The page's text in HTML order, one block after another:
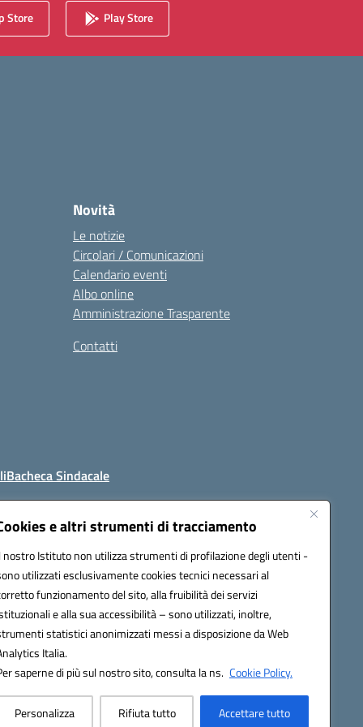
e altri strumenti di tracciamento
nostro Istituto non utilizza strumenti di profilazione degli utenti -
utilizzati esclusivamente cookies tecnici necessari al
funzionamento del sito, alla fruibilità dei servizi
e alla sua accessibilità – sono utilizzati, inoltre,
statistici anonimizzati messi a disposizione da Web
Italia.
saperne di più sul nostro sito, consulta la ns. Cookie Policy.
Personalizza Rifiuta tutto Accettare tutto
Store Play Store
Novità
Le notizie
Circolari / Comunicazioni
Calendario eventi
Albo online
Amministrazione Trasparente
Contatti
Bacheca Sindacale